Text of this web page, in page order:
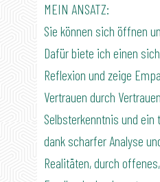
MEIN ANSATZ:
Sie können sich öffnen
Dafür biete ich einen
Reflexion und zeige
Vertrauen durch
Selbsterkenntnis und
dank scharfer Analyse
Realitäten, durch